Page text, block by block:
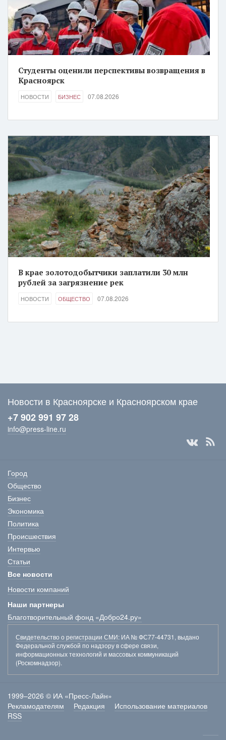
Студенты оценили перспективы возвращения в
Красноярск
НОВОСТИ БИЗНЕС 07.08.2026
В крае золотодобытчики заплатили 30 млн
рублей за загрязнение рек
НОВОСТИ ОБЩЕСТВО 07.08.2026
Новости в Красноярске и Красноярском крае
+7 902 991 97 28
info@press-line.ru
Город
Общество
Бизнес
Экономика
Политика
Происшествия
Интервью
Статьи
Все новости
Новости компаний
Наши партнеры
Благотворительный фонд «Добро24.ру»
Свидетельство о регистрации СМИ: ИА № ФС77-44731, выдано
Федеральной службой по надзору в сфере связи,
информационных технологий и массовых коммуникаций
(Роскомнадзор).
1999–2026 © ИА «Пресс-Лайн»
Рекламодателям
Редакция
Использование материалов
RSS